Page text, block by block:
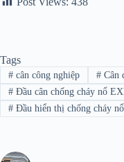
Tags
#cân công nghiệp #Cân
#Đầu cân chống cháy nổ
#Đầu hiển thị chống cháy nổ